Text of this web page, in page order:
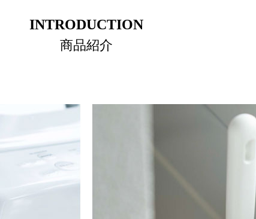
INTRODUCTION
商品紹介